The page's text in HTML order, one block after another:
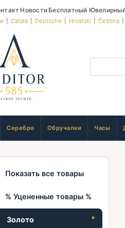
Новости Бесплатный
|Català|Deutsche|Hrvatski|Čeština|
Серебро Обручалки Часы
Показать все товары
% Уцененные товары %
Золото